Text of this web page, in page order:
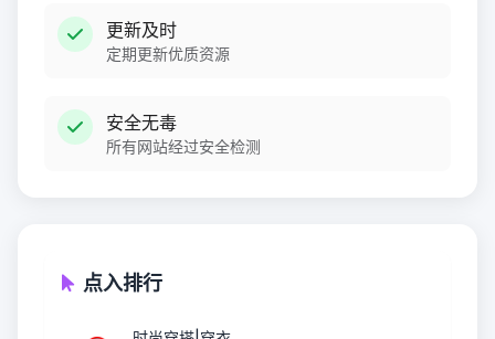
更新及时
定期更新优质资源
安全无毒
所有网站经过安全检测
点入排行